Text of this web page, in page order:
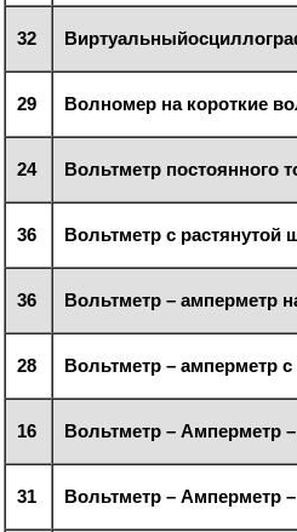
32
29 Волномер на короткие
24 Вольтметр постоянного
36 Вольтметр с растянутой
36 Вольтметр – амперметр
28 Вольтметр – амперметр
16 Вольтметр – Амперметр
31 Вольтметр – Амперметр